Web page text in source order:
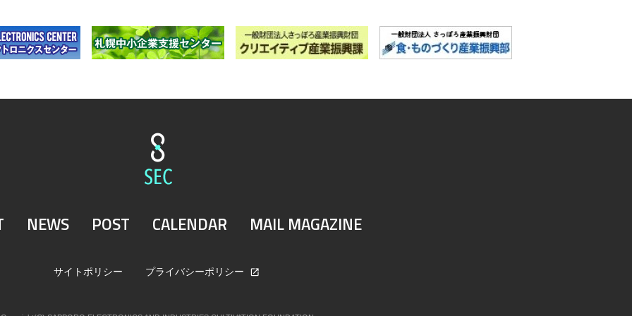
NEWS POST CALENDAR MAIL MAGAZINE
サイトポリシー プライバシーポリシー